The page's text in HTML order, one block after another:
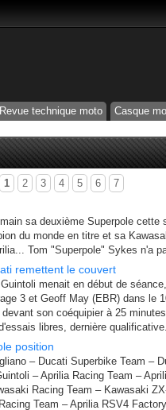
Revue technique moto Casque
1 2 3 4 5 6 7
sa deuxième Superpole cette
du monde en titre et sa
Tom "Superpole" Sykes n'a
remettent le couvert
menait en début de
3 et Geoff May (EBR) dans le
son coéquipier à 25
libres, dernière
position
– Ducati Superbike Team –
– Aprilia Racing Team –
Racing Team – Kawasaki
Team – Aprilia RSV4